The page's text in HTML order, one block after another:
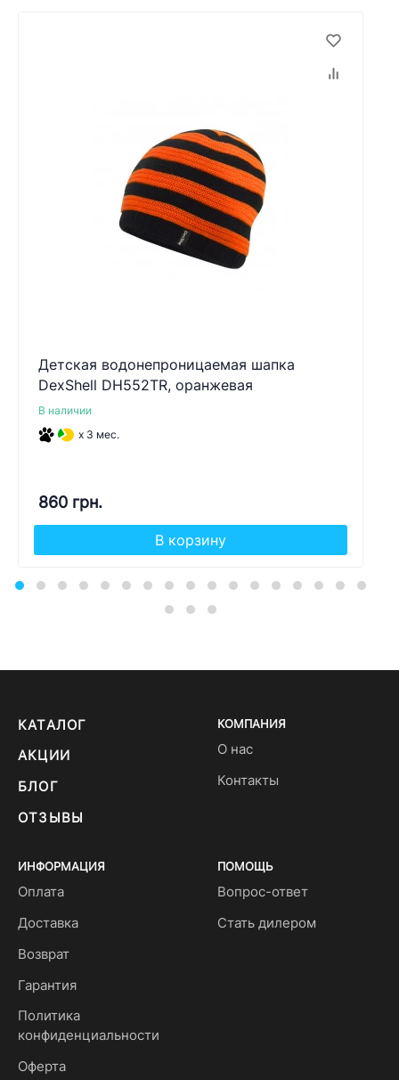
Детская водонепроницаемая шапка
DexShell DH552TR, оранжевая
В наличии
x 3 мес.
860 грн.
В корзину
КАТАЛОГ
АКЦИИ
БЛОГ
ОТЗЫВЫ
КОМПАНИЯ
О нас
Контакты
ИНФОРМАЦИЯ
Оплата
Доставка
Возврат
Гарантия
Политика
конфиденциальности
Оферта
ПОМОЩЬ
Вопрос-ответ
Стать дилером